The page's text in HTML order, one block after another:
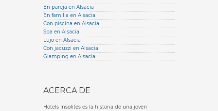
En pareja en Alsacia
En familia en Alsacia
Con piscina en Alsacia
Spa en Alsacia
Lujo en Alsacia
Con jacuzzi en Alsacia
Glamping en Alsacia
ACERCA DE
Hotels Insolites es la historia de una joven